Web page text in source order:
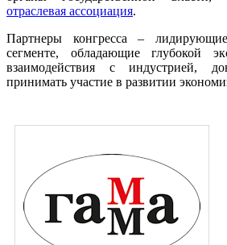
отраслевая ассоциация.
Партнеры конгресса –
сегменте, обладающие глубокой
взаимодействия с индустрией,
принимать участие в развитии